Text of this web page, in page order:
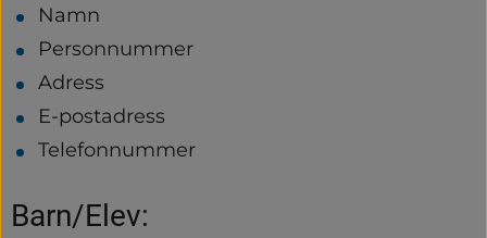
Namn
Personnummer
Adress
E-postadress
Telefonnummer
Barn/Elev: